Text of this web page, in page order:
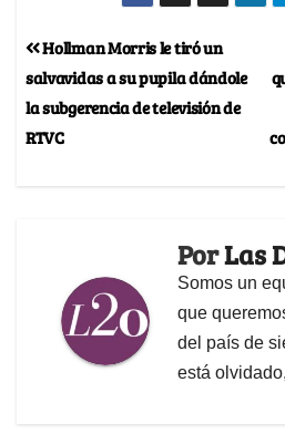
Hollman Morris le tiró un
salvavidas a su pupila dándole
la subgerencia de televisión de
RTVC
PorLas
Somos un
que
del país de
está